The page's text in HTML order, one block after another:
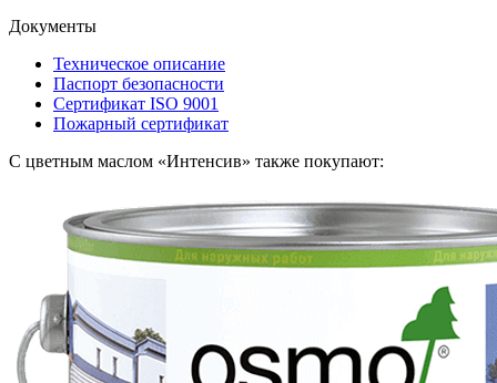
Документы
Техническое описание
Паспорт безопасности
Сертификат ISO 9001
Пожарный сертификат
С цветным маслом «Интенсив» также покупают: